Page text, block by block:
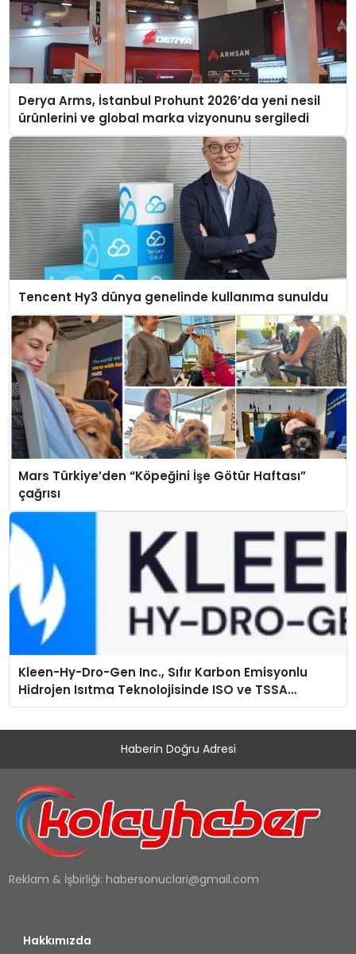
Derya Arms, İstanbul Prohunt 2026’da yeni nesil
ürünlerini ve global marka vizyonunu sergiledi
Tencent Hy3 dünya genelinde kullanıma sunuldu
Mars Türkiye’den “Köpeğini İşe Götür Haftası”
çağrısı
Kleen-Hy-Dro-Gen Inc., Sıfır Karbon Emisyonlu
Hidrojen Isıtma Teknolojisinde ISO ve TSSA
Düzenleyici Onaylarını Aldı
Haberin Doğru Adresi
Reklam & İşbirliği: habersonuclari@gmail.com
Hakkımızda